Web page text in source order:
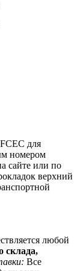
для
номером
сайте или по
верхний
любой
склада,
Все